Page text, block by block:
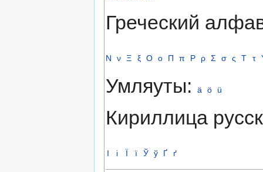
Греческий
Ν ν Ξ ξ Ο ο Π π Ρ ρ Σ σ ς Τ τ
Умляуты: ä ö ü
Кириллица
І і Ї ї Ў ў Ґ ґ